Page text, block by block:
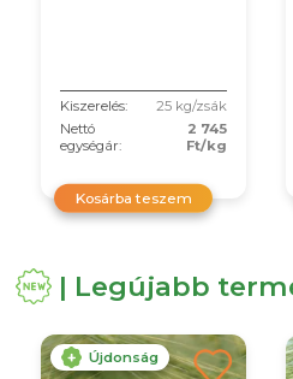
Kiszerelés:
25 kg/zsák
Nettó
egységár:
2 745
Ft/kg
Kosárba teszem
| Legújabb
Újdonság